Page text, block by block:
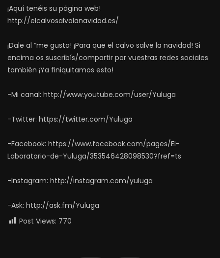
¡Aquí tenéis su página web!
http://elcalvosalvalanavidad.es/
¡Dale al “me gusta! ¡Para que el calvo salve la navidad! Si
encima os suscribís/compartir por vuestras redes sociales
también ¡Ya finiquitamos esto!
-Mi canal: http://www.youtube.com/user/Yuluga
-Twitter: https://twitter.com/Yuluga
-Facebook: https://www.facebook.com/pages/El-
Laboratorio-de-Yuluga/353546428098530?fref=ts
-Instagram: http://instagram.com/yuluga
-Ask: http://ask.fm/Yuluga
Post Views: 770